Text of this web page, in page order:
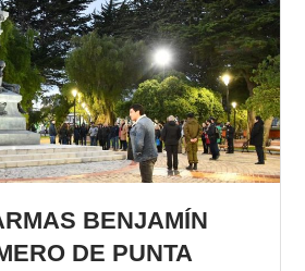
BENJAMÍN
DE PUNTA